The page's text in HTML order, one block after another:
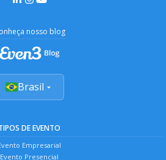
nosso blog
Brasil
DE EVENTO
Empresarial
Evento Presencial